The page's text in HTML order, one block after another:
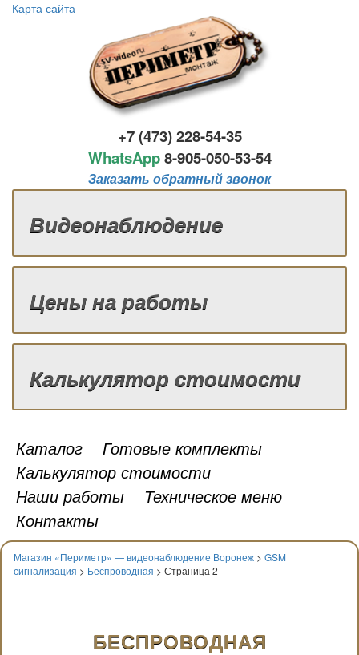
Карта сайта
+7 (473) 228-54-35
WhatsApp8-905-050-53-54
Заказать обратный звонок
Видеонаблюдение
Цены на работы
Калькулятор стоимости
Каталог
Готовые комплекты
Калькулятор стоимости
Наши работы
Техническое меню
Контакты
Магазин «Периметр» — видеонаблюдение Воронеж > GSM
сигнализация > Беспроводная > Страница 2
БЕСПРОВОДНАЯ